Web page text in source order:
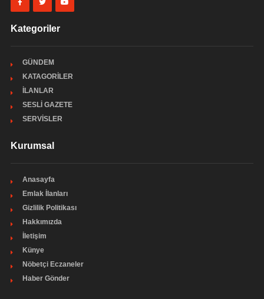
Kategoriler
GÜNDEM
KATAGORİLER
İLANLAR
SESLİ GAZETE
SERVİSLER
Kurumsal
Anasayfa
Emlak İlanları
Gizlilik Politikası
Hakkımızda
İletişim
Künye
Nöbetçi Eczaneler
Haber Gönder